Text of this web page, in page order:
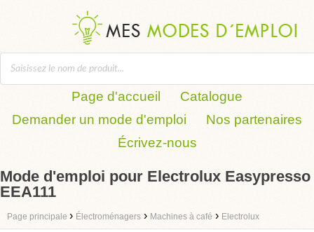
Page d'accueil
Catalogue
Demander un mode d'emploi
Nos partenaires
Écrivez-nous
Mode d'emploi pour Electrolux Easypresso
EEA111
Page principale › Électroménagers › Machines à café › Electrolux